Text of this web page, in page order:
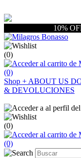
10%
(0)
(0)
Shop + ABOUT US
& DEVOLUCIONES
(0)
(0)